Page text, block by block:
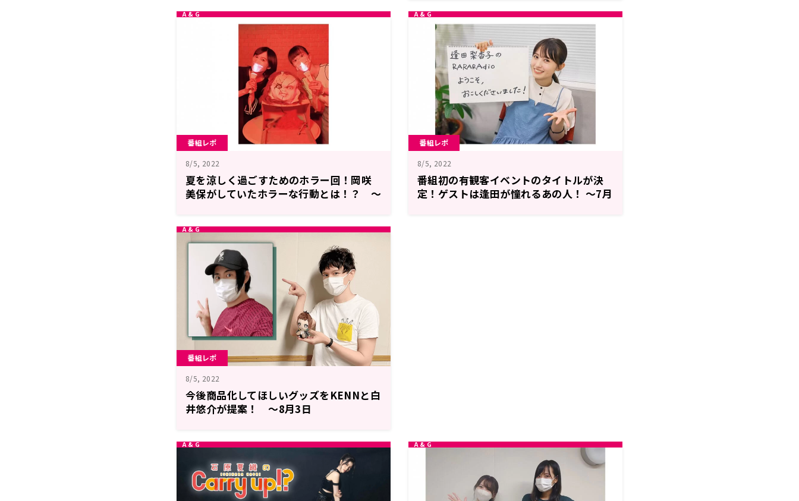
番組レポ
8/5, 2022
夏を涼しく過ごすためのホラー回！岡咲
美保がしていたホラーな行動とは！？ ～
番組レポ
8/5, 2022
番組初の有観客イベントのタイトルが決
定！ゲストは逢田が憧れるあの人！ ～7月
番組レポ
8/5, 2022
今後商品化してほしいグッズをKENNと白
井悠介が提案！ ～8月3日